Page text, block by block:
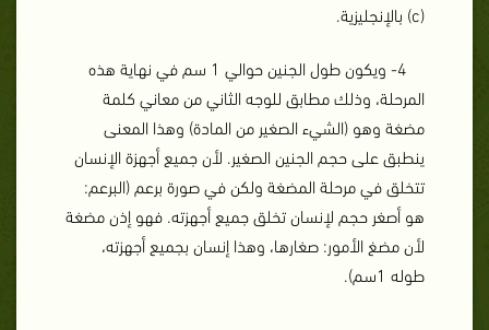
(c) بالإنجليزية.
4- ويكون طول الجنين حوالي 1 سم في نهاية هذه
المرحلة، وذلك مطابق للوجه الثاني من معاني كلمة
مضغة وهو (الشيء الصغير من المادة) وهذا المعنى
ينطبق على حجم الجنين الصغير. لأن جميع أجهزة الإنسان
تتخلق في مرحلة المضغة ولكن في صورة برعم (البرعم:
هو أصغر حجم لإنسان تخلق جميع أجهزته. فهو إذن مضغة
لأن مضغ الأمور: صغارها، وهذا إنسان بجميع أجهزته،
طوله 1سم).